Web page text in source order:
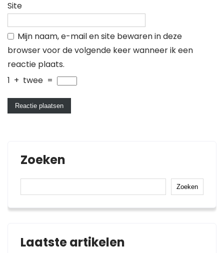
Site
Mijn naam, e-mail en site bewaren in deze
browser voor de volgende keer wanneer ik een
reactie plaats.
1 + twee =
Zoeken
Zoeken
Laatste artikelen